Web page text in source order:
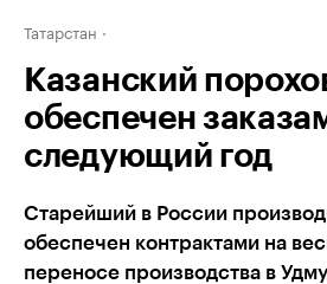
Татарстан
Казанский
обеспечен
следующий год
Старейший в России
обеспечен контрактами на
переносе производства в